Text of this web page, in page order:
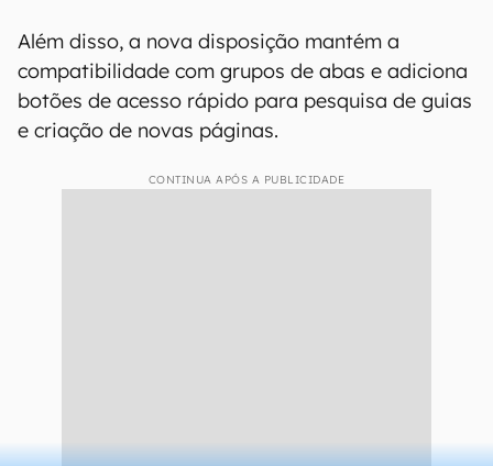
Além disso, a nova disposição mantém a
compatibilidade com grupos de abas e adiciona
botões de acesso rápido para pesquisa de guias
e criação de novas páginas.
CONTINUA APÓS A PUBLICIDADE